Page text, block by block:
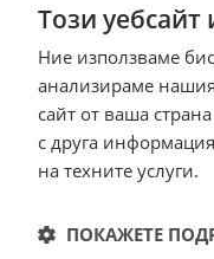
Този уебсайт
Ние използваме
анализираме
сайт от ваша
с друга
на техните услуги.
ПОКАЖЕТЕ